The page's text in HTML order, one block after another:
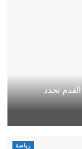
القدم تجدد
رياضة